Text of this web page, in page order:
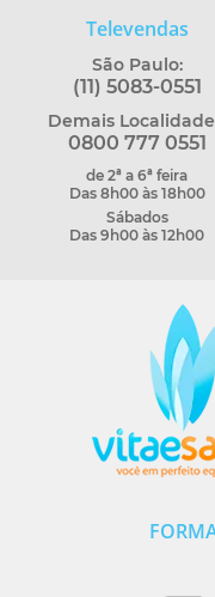
Televendas
São Paulo:
(11) 5083-0551
Demais
0800 777 0551
de 2ª a 6ª feira
Das 8h00 às 18h00
Sábados
Das 9h00 às 12h00